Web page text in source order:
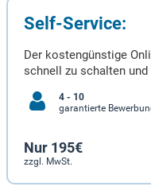
Self-Service:
Der kostengünstige
schnell zu schalten und
4 - 10
garantierte
Nur 195€
zzgl. MwSt.